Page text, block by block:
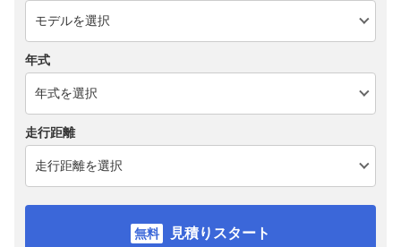
年式
走行距離
見積りスタート